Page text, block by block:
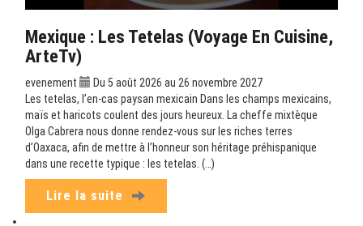
Mexique : Les Tetelas (Voyage En Cuisine,
ArteTv)
evenement
Du 5 août 2026 au 26 novembre 2027
Les tetelas, l’en-cas paysan mexicain Dans les champs mexicains,
maïs et haricots coulent des jours heureux. La cheffe mixtèque
Olga Cabrera nous donne rendez-vous sur les riches terres
d’Oaxaca, afin de mettre à l’honneur son héritage préhispanique
dans une recette typique : les tetelas. (…)
Lire la suite